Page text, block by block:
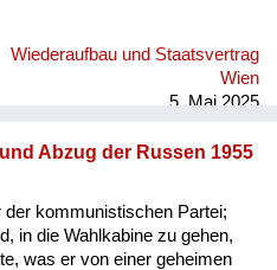
Wiederaufbau und Staatsvertrag
Wien
5. Mai 2025
Abzug der Russen 1955
kommunistischen Partei;
in die Wahlkabine zu gehen,
was er von einer geheimen